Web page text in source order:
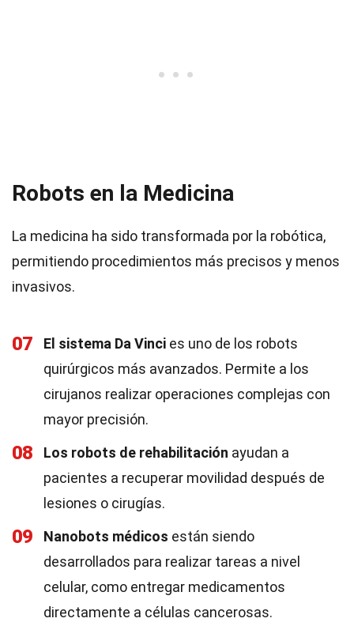
Robots en la Medicina
La medicina ha sido transformada por la robótica,
permitiendo procedimientos más precisos y menos
invasivos.
07 El sistema Da Vinci es uno de los robots
quirúrgicos más avanzados. Permite a los
cirujanos realizar operaciones complejas con
mayor precisión.
08 Los robots de rehabilitación ayudan a
pacientes a recuperar movilidad después de
lesiones o cirugías.
09 Nanobots médicos están siendo
desarrollados para realizar tareas a nivel
celular, como entregar medicamentos
directamente a células cancerosas.